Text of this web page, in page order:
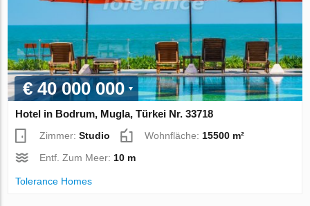
€ 40 000 000
Hotel in Bodrum, Mugla, Türkei Nr. 33718
Zimmer:Studio Wohnfläche:15500 m²
Entf. Zum Meer:10 m
Tolerance Homes